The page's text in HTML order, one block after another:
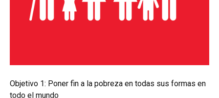
Objetivo 1: Poner fin a la pobreza en todas sus formas en
todo el mundo